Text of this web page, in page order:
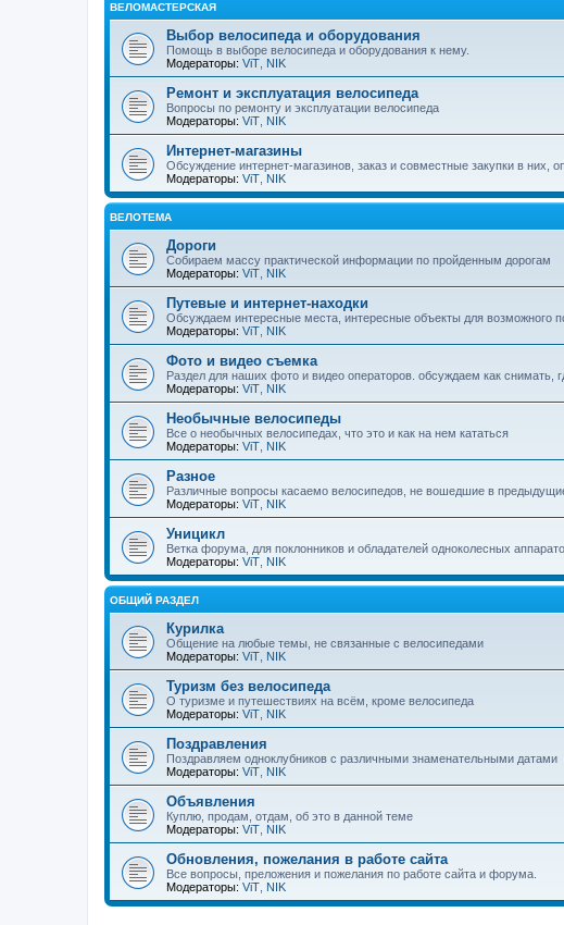
ВЕЛОМАСТЕРСКАЯ
Выбор велосипеда и оборудования
Помощь в выборе велосипеда и оборудования к нему.
Модераторы: ViT NIK
Ремонт и эксплуатация велосипеда
Вопросы по ремонту и эксплуатации велосипеда
Модераторы: ViT NIK
Интернет-магазины
Обсуждение интернет-магазинов, заказ и совместные закупки в них,
Модераторы: ViT NIK
ВЕЛОТЕМА
Дороги
Собираем массу практической информации по пройденным дорогам
Модераторы: ViT NIK
Путевые и интернет-находки
Обсуждаем интересные места, интересные объекты для возможного
Модераторы: ViT NIK
Фото и видео съемка
Раздел для наших фото и видео операторов. обсуждаем как снимать,
Модераторы: ViT NIK
Необычные велосипеды
Все о необычных велосипедах, что это и как на нем кататься
Модераторы: ViT NIK
Разное
Различные вопросы касаемо велосипедов, не вошедшие в
Модераторы: ViT NIK
Уницикл
Ветка форума, для поклонников и обладателей одноколесных
Модераторы: ViT NIK
ОБЩИЙ РАЗДЕЛ
Курилка
Общение на любые темы, не связанные с велосипедами
Модераторы: ViT NIK
Туризм без велосипеда
О туризме и путешествиях на всём, кроме велосипеда
Модераторы: ViT NIK
Поздравления
Поздравляем одноклубников с различными знаменательными датами
Модераторы: ViT NIK
Объявления
Куплю, продам, отдам, об это в данной теме
Модераторы: ViT NIK
Обновления, пожелания в работе сайта
Все вопросы, преложения и пожелания по работе сайта и форума.
Модераторы: ViT NIK